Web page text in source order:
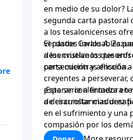
en medio de su dolor?
segunda carta pastoral
a los tesalonicenses
verdades invaluables
a los cristianos que
persecución y aflicción.
El pastor Carlos A.
desenvuelve los
carta mientras enseña
creyentes a perseverar,
esperar con firmeza en
de circunstancias
¡Esta serie alentadora
a desarrollar madurez
en el sufrimiento y una
compasión por los